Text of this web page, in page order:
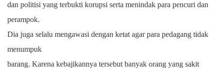
dan politisi yang terbukti korupsi serta menindak para pencuri dan
perampok.
Dia juga selalu mengawasi dengan ketat agar para pedagang tidak
menumpuk
barang. Karena kebajikannya tersebut banyak orang yang sakit